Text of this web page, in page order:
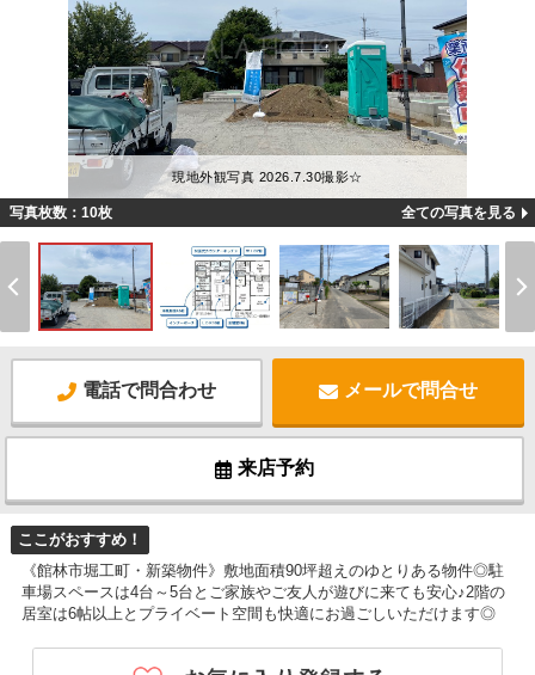
現地外観写真 2026.7.30撮影☆
写真枚数：10枚 全ての写真を見る
電話で問合わせ メールで問合せ
来店予約
ここがおすすめ！
《館林市堀工町・新築物件》敷地面積90坪超えのゆとりある物件◎駐
車場スペースは4台～5台とご家族やご友人が遊びに来ても安心♪2階の
居室は6帖以上とプライベート空間も快適にお過ごしいただけます◎